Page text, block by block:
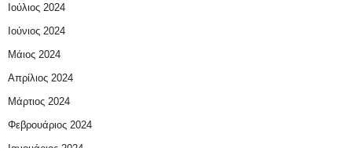
Ιούλιος 2024
Ιούνιος 2024
Μάιος 2024
Απρίλιος 2024
Μάρτιος 2024
Φεβρουάριος 2024